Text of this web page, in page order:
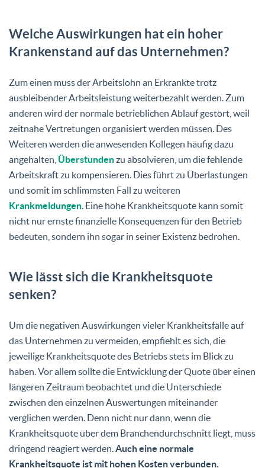
Welche Auswirkungen hat ein hoher
Krankenstand auf das Unternehmen?
Zum einen muss der Arbeitslohn an Erkrankte trotz
ausbleibender Arbeitsleistung weiterbezahlt werden. Zum
anderen wird der normale betrieblichen Ablauf gestört, weil
zeitnahe Vertretungen organisiert werden müssen. Des
Weiteren werden die anwesenden Kollegen häufig dazu
angehalten, Überstundenzu absolvieren, um die fehlende
Arbeitskraft zu kompensieren. Dies führt zu Überlastungen
und somit im schlimmsten Fall zu weiteren
Krankmeldungen. Eine hohe Krankheitsquote kann somit
nicht nur ernste finanzielle Konsequenzen für den Betrieb
bedeuten, sondern ihn sogar in seiner Existenz bedrohen.
Wie lässt sich die Krankheitsquote
senken?
Um die negativen Auswirkungen vieler Krankheitsfälle auf
das Unternehmen zu vermeiden, empfiehlt es sich, die
jeweilige Krankheitsquote des Betriebs stets im Blick zu
haben. Vor allem sollte die Entwicklung der Quote über einen
längeren Zeitraum beobachtet und die Unterschiede
zwischen den einzelnen Auswertungen miteinander
verglichen werden. Denn nicht nur dann, wenn die
Krankheitsquote über dem Branchendurchschnitt liegt, muss
dringend reagiert werden.Auch eine normale
Krankheitsquote ist mit hohen Kosten verbunden.